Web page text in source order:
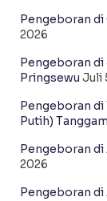
Pengeboran di
2026
Pengeboran di
Pringsewu Juli
Pengeboran di
Putih)
Pengeboran di
2026
Pengeboran di